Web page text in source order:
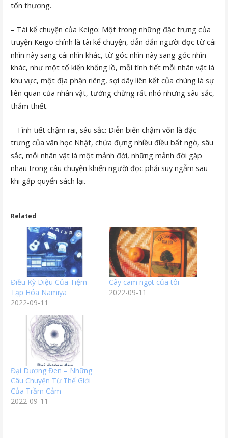
tổn thương.
– Tài kể chuyện của Keigo: Một trong những đặc trưng của
truyện Keigo chính là tài kể chuyện, dẫn dắn người đọc từ cái
nhìn này sang cái nhìn khác, từ góc nhìn này sang góc nhìn
khác, như một tổ kiến khổng lồ, mỗi tình tiết mỗi nhân vật là
khu vực, một địa phận riêng, sợi dây liên kết của chúng là sự
liên quan của nhân vật, tưởng chừng rất nhỏ nhưng sâu sắc,
thắm thiết.
– Tình tiết chậm rãi, sâu sắc: Diễn biến chậm vốn là đặc
trưng của văn học Nhật, chứa đựng nhiều điều bất ngờ, sâu
sắc, mỗi nhân vật là một mảnh đời, những mảnh đời gặp
nhau trong câu chuyện khiến người đọc phải suy ngẫm sau
khi gấp quyển sách lại.
Related
Điều Kỳ Diệu Của Tiệm
Tạp Hóa Namiya
2022-09-11
Cây cam ngọt của tôi
2022-09-11
Đại Dương Đen – Những
Câu Chuyện Từ Thế Giới
Của Trầm Cảm
2022-09-11